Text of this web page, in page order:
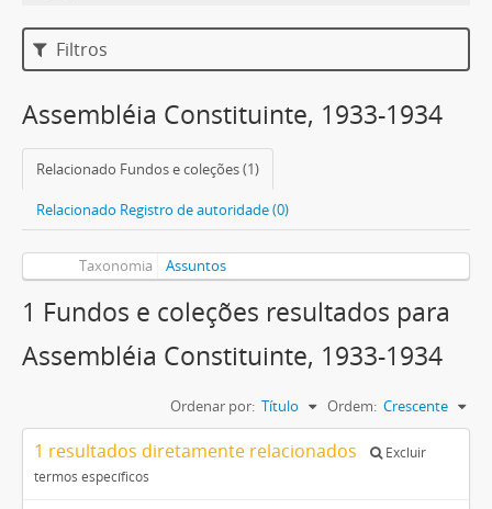
Filtros
Assembléia Constituinte, 1933-1934
Relacionado Fundos e coleções (1)
Relacionado Registro de autoridade (0)
Taxonomia Assuntos
1 Fundos e coleções resultados para
Assembléia Constituinte, 1933-1934
Ordenar por: Título Ordem: Crescente
1 resultados diretamente relacionados
Excluir
termos específicos